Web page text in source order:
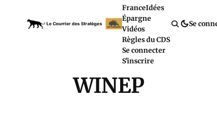
FranceIdées
Épargne
Vidéos
Règles du CDS
Se connecter
S'inscrire
Se
WINEP